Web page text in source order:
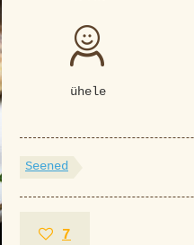
ühele
Seened
7